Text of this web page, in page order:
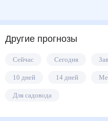
Другие прогнозы
Сейчас Сегодня
10 дней 14 дней
Для садовода